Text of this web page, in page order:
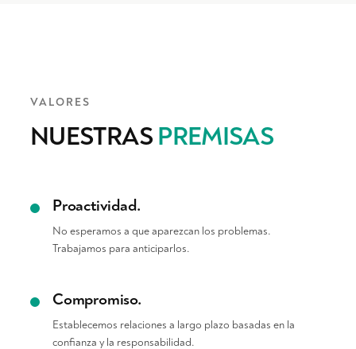
VALORES
NUESTRAS PREMISAS
Proactividad.
No esperamos a que aparezcan los problemas.
Trabajamos para anticiparlos.
Compromiso.
Establecemos relaciones a largo plazo basadas en la
confianza y la responsabilidad.